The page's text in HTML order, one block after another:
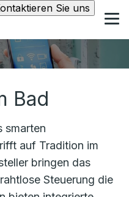
Sie uns
Bad
smarten
auf Tradition im
bringen das
Steuerung die